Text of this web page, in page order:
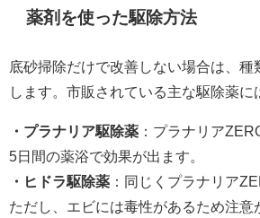
薬剤を使った駆除方法
底砂掃除だけで改善しない場合は、種
します。市販されている主な駆除薬に
・プラナリア駆除薬 ：プラナリア
5日間の薬浴で効果が出ます。
・ヒドラ駆除薬 ：同じくプラナリア
ただし、エビには毒性があるため注意